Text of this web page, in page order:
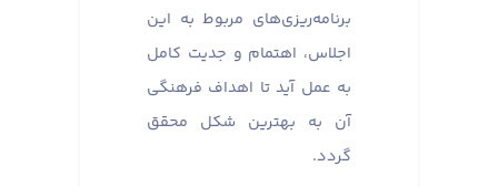
برنامه‌ریزی‌های مربوط به این
اجلاس، اهتمام و جدیت کامل
به عمل آید تا اهداف فرهنگی
آن به بهترین شکل محقق
گردد.